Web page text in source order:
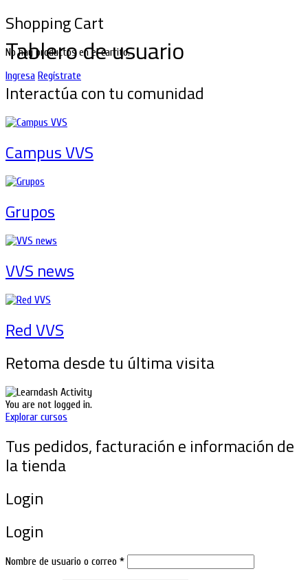
Shopping Cart
No hay productos en el carrito.
Ingresa Regístrate
Tablero de usuario
Interactúa con tu comunidad
Campus VVS
Grupos
VVS news
Red VVS
Retoma desde tu última visita
You are not logged in.
Explorar cursos
Tus pedidos, facturación e información de
la tienda
Login
Login
Nombre de usuario o correo *